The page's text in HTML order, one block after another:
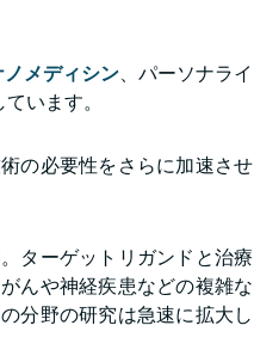
ノメディシン、パーソナライ
います。
の必要性をさらに加速させ
ターゲットリガンドと治療
んや神経疾患などの複雑な
分野の研究は急速に拡大し